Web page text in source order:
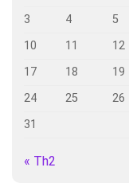
3
4 5
10
11 12
17
18 19
24
25 26
31
« Th2